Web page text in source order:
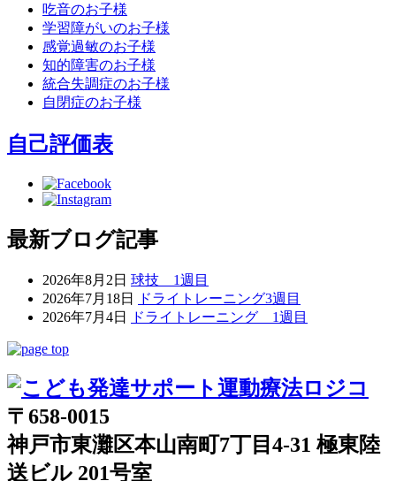
吃音のお子様
学習障がいのお子様
感覚過敏のお子様
知的障害のお子様
統合失調症のお子様
自閉症のお子様
自己評価表
最新ブログ記事
2026年8月2日 球技 1週目
2026年7月18日
ドライトレーニング3週目
2026年7月4日
ドライトレーニング 1週目
〒658-0015
神戸市東灘区本山南町7丁目4-31 極東陸
送ビル 201号室